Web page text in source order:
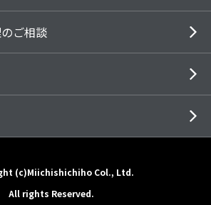
ご相談
(c)Miichishichiho Col., Ltd.
All rights Reserved.